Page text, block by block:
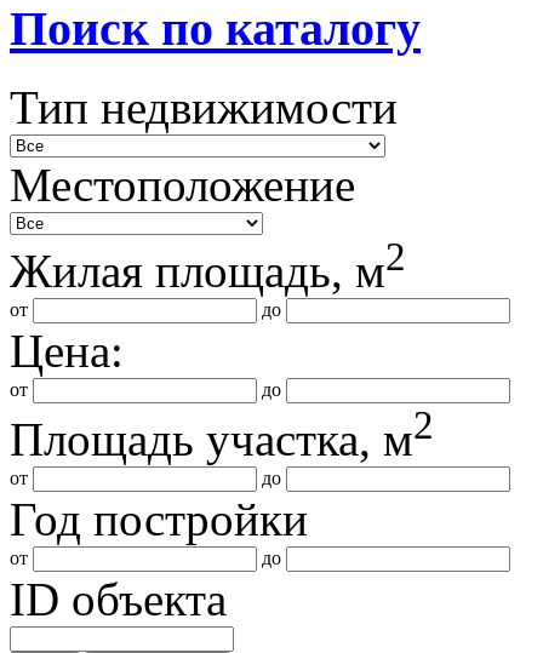
Поиск по каталогу
Тип недвижимости
Местоположение
Жилая площадь, м2
от до
Цена:
от до
Площадь участка, м2
от до
Год постройки
от до
ID объекта